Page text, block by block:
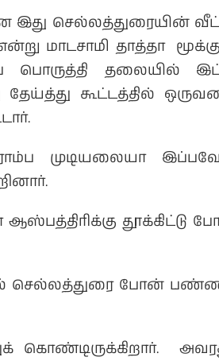
இது செல்லத்துரையின்
மாடசாமி தாத்தா
பொருத்தி தலையில்
கூட்டத்தில்
முடியலையா
தூக்கிட்டு
செல்லத்துரை போன்